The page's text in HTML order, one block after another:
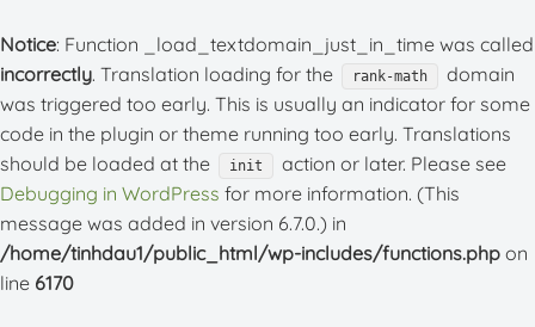
Notice: Function _load_textdomain_just_in_time was called
incorrectly. Translation loading for the rank-math
domain
was triggered too early. This is usually an indicator for some
code in the plugin or theme running too early. Translations
should be loaded at the
init
action or later. Please see
Debugging in WordPress for more information. (This
message was added in version 6.7.0.) in
/home/tinhdau1/public_html/wp-includes/functions.php on
line 6170